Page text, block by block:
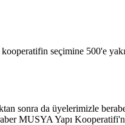
seçimine 500'e
sonra da üyelerimizle
MUSYA Yapı